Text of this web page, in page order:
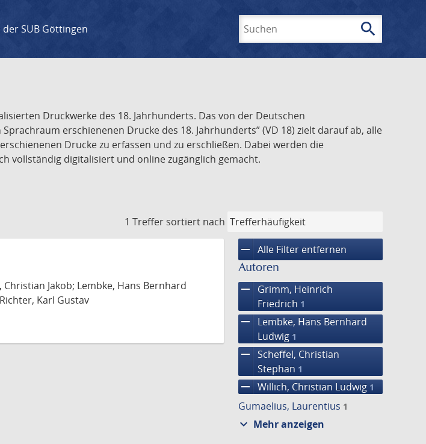
der SUB Göttingen search
Druckwerke des 18. Jahrhunderts. Das von der Deutschen
erschienenen Drucke des 18. Jahrhunderts” (VD 18) zielt darauf ab, alle
Drucke zu erfassen und zu erschließen. Dabei werden die
vollständig digitalisiert und online zugänglich gemacht.
1 Treffer sortiert nach
remove Alle Filter entfernen
Autoren
remove
Grimm, Heinrich
Friedrich 1
remove
Lembke, Hans Bernhard
Ludwig 1
remove
Scheffel, Christian
Stephan 1
remove Willich, Christian Ludwig 1
Gumaelius, Laurentius 1
expand_more Mehr anzeigen
Jakob; Lembke, Hans Bernhard
Karl Gustav